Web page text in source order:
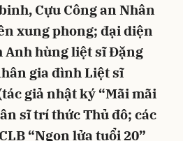
Cựu Công an Nhân
xung phong; đại diện
hùng liệt sĩ Đặng
gia đình Liệt sĩ
giả nhật ký “Mãi mãi
sĩ trí thức Thủ đô; các
“Ngọn lửa tuổi 20”